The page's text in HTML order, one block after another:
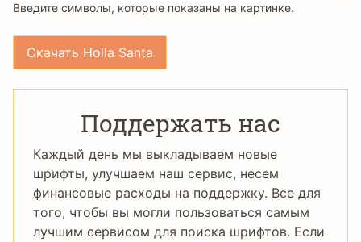
Введите символы, которые показаны на картинке.
Поддержать нас
Каждый день мы выкладываем новые
шрифты, улучшаем наш сервис, несем
финансовые расходы на поддержку. Все для
того, чтобы вы могли пользоваться самым
лучшим сервисом для поиска шрифтов. Если